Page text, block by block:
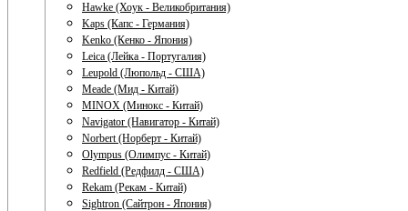
Hawke (Хоук - Великобритания)
Kaps (Капс - Германия)
Kenko (Кенко - Япония)
Leica (Лейка - Португалия)
Leupold (Люпольд - США)
Meade (Мид - Китай)
MINOX (Минокс - Китай)
Navigator (Навигатор - Китай)
Norbert (Норберт - Китай)
Olympus (Олимпус - Китай)
Redfield (Редфилд - США)
Rekam (Рекам - Китай)
Sightron (Сайтрон - Япония)